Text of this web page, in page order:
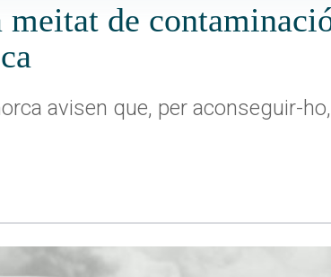
de
avisen que, per aconseguir-